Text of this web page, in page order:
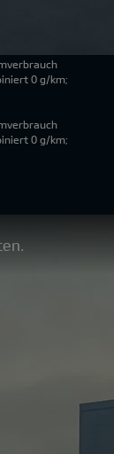
0 g/km;
0 g/km;